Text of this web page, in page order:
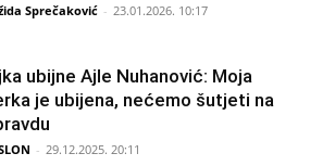
Sprečaković - 23.01.2026. 10:17
ubijne Ajle Nuhanović: Moja
je ubijena, nećemo šutjeti na
- 29.12.2025. 20:11